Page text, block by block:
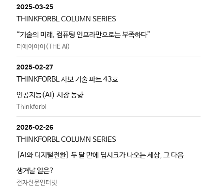
2025-03-25
THINKFORBL COLUMN SERIES
“기술의 미래, 컴퓨팅 인프라만으로는 부족하다”
더에이아이(THE AI)
2025-02-27
THINKFORBL 사보 기술 파트 43호
인공지능(AI) 시장 동향
Thinkforbl
2025-02-26
THINKFORBL COLUMN SERIES
[AI와 디지털전환] 두 달 만에 딥시크가 나오는 세상, 그 다음
생겨날 일은?
전자신문인터넷